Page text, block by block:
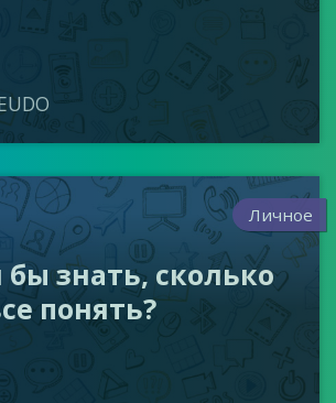
Личное
бы знать, сколько
понять?